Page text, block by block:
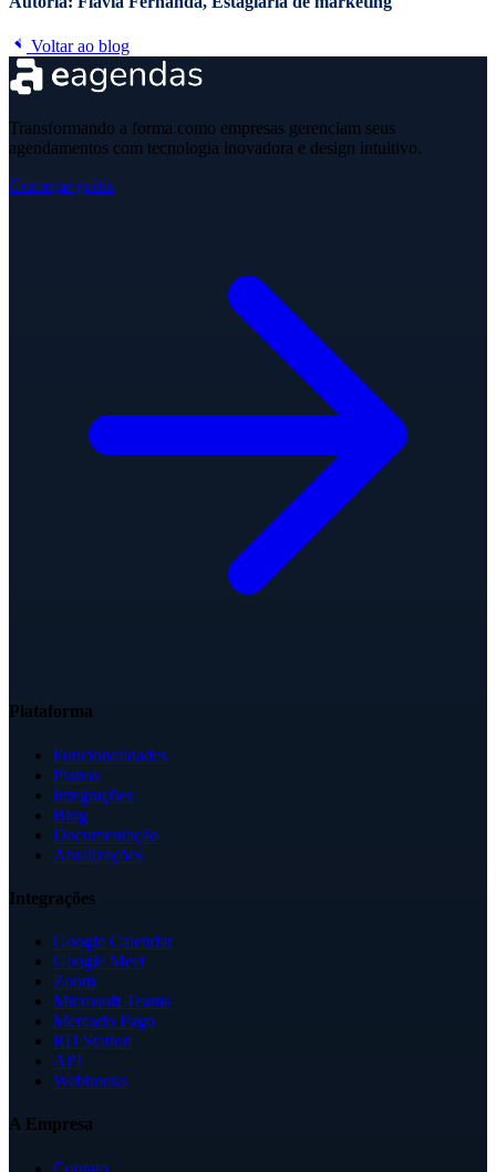
Voltar ao blog
Transformando a forma como empresas gerenciam seus
agendamentos com tecnologia inovadora e design intuitivo.
Começar grátis
Plataforma
Funcionalidades
Planos
Integrações
Blog
Documentação
Atualizações
Integrações
Google Calendar
Google Meet
Zoom
Microsoft Teams
Mercado Pago
RD Station
API
Webhooks
A Empresa
Contato